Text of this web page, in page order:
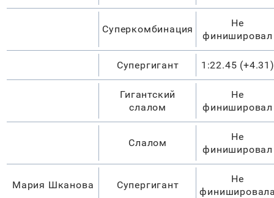
Суперкомбинация
Не
финишировал
Супергигант 1:22.45 (+4.31)
Гигантский
слалом
Не
финишировал
Слалом
Не
финишировал
Мария Шканова Супергигант
Не